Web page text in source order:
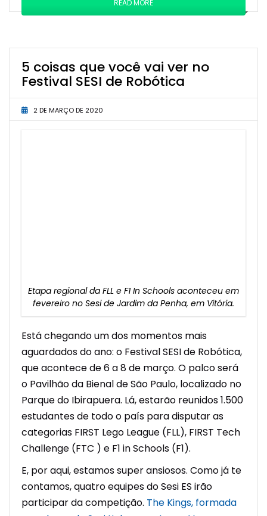
READ MORE
5 coisas que você vai ver no
Festival SESI de Robótica
2 DE MARÇO DE 2020
Etapa regional da FLL e F1 In Schools aconteceu em
fevereiro no Sesi de Jardim da Penha, em Vitória.
Está chegando um dos momentos mais
aguardados do ano: o Festival SESI de Robótica,
que acontece de 6 a 8 de março. O palco será
o Pavilhão da Bienal de São Paulo, localizado no
Parque do Ibirapuera. Lá, estarão reunidos 1.500
estudantes de todo o país para disputar as
categorias FIRST Lego League (FLL), FIRST Tech
Challenge (FTC ) e F1 in Schools (F1).
E, por aqui, estamos super ansiosos. Como já te
contamos, quatro equipes do Sesi ES irão
participar da competição. The Kings, formada